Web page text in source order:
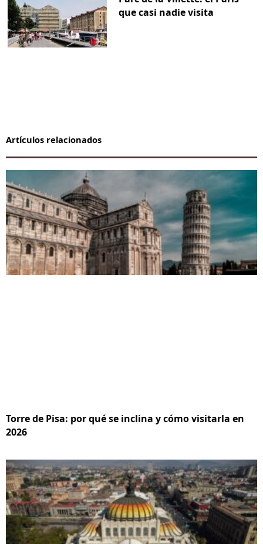
que casi nadie visita
Artículos relacionados
Torre de Pisa: por qué se inclina y cómo visitarla en
2026